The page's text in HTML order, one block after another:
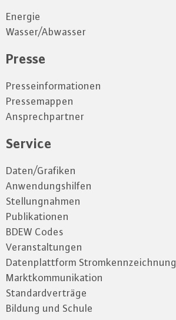
Energie
Wasser/Abwasser
Presse
Presseinformationen
Pressemappen
Ansprechpartner
Service
Daten/Grafiken
Anwendungshilfen
Stellungnahmen
Publikationen
BDEW Codes
Veranstaltungen
Datenplattform Stromkennzeichnung
Marktkommunikation
Standardverträge
Bildung und Schule